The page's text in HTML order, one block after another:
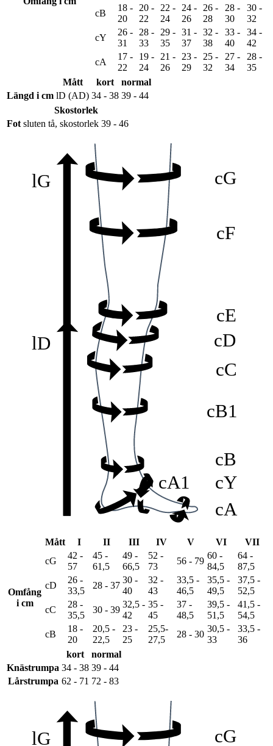
cB
18 -
20
20 -
22
22 -
24
24 -
26
26 -
28
28 -
30
30 -
32
cY
26 -
31
28 -
33
29 -
35
31 -
37
32 -
38
33 -
40
34 -
42
cA
17 -
22
19 -
24
21 -
26
23 -
29
25 -
32
27 -
34
28 -
35
Mått
kort
normal
Längd i cm lD (AD) 34 - 38 39 - 44
Skostorlek
Fot sluten tå, skostorlek 39 - 46
lG
lD
cG
cF
cE
cD
cC
cB1
cB
cY
cA1
cA
Mått I II III IV V VI VII
Omfång
i cm
cG
42 -
57
45 -
61,5
49 -
66,5
52 -
73
56 - 79
60 -
84,5
64 -
87,5
cD
26 -
33,5
28 - 37
30 -
40
32 -
43
33,5 -
46,5
35,5 -
49,5
37,5 -
52,5
cC
28 -
35,5
30 - 39
32,5 -
42
35 -
45
37 -
48,5
39,5 -
51,5
41,5 -
54,5
cB
18 -
20
20,5 -
22,5
23 -
25
25,5-
27,5
28 - 30
30,5 -
33
33,5 -
36
kort
normal
Knästrumpa 34 - 38 39 - 44
Lårstrumpa 62 - 71 72 - 83
lG cG